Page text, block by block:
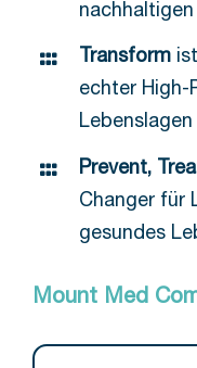
Transform
echter High-
Lebenslagen
Prevent,
Changer für
gesundes
Mount Med